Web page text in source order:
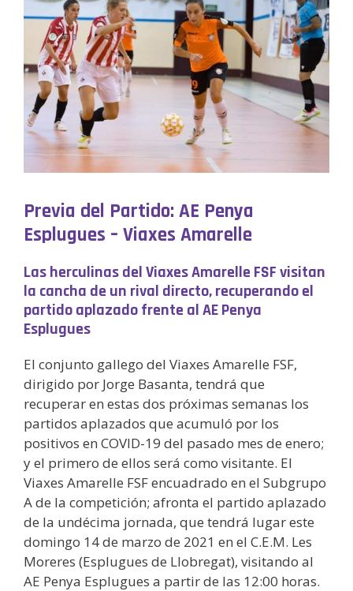
Previa del Partido: AE Penya
Esplugues – Viaxes Amarelle
Las herculinas del Viaxes Amarelle FSF visitan
la cancha de un rival directo, recuperando el
partido aplazado frente al AE Penya
Esplugues
El conjunto gallego del Viaxes Amarelle FSF,
dirigido por Jorge Basanta, tendrá que
recuperar en estas dos próximas semanas los
partidos aplazados que acumuló por los
positivos en COVID-19 del pasado mes de enero;
y el primero de ellos será como visitante. El
Viaxes Amarelle FSF encuadrado en el Subgrupo
A de la competición; afronta el partido aplazado
de la undécima jornada, que tendrá lugar este
domingo 14 de marzo de 2021 en el C.E.M. Les
Moreres (Esplugues de Llobregat), visitando al
AE Penya Esplugues a partir de las 12:00 horas.